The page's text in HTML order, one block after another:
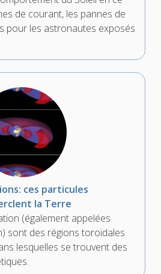
de courant, les pannes de
pour les astronautes exposés
ces particules
la Terre
(également appelées
sont des régions toroïdales
lesquelles se trouvent des